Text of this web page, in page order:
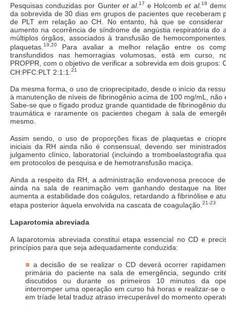
Pesquisas conduzidas por Gunter et al. 17 e Holcombet al. 18
da sobrevida de 30 dias em grupos de pacientes que receberam
de PLT em relação ao CH. No entanto, há que se considerar
aumento na ocorrência de síndrome de angústia respiratória do
múltiplos órgãos, associados à transfusão de
plaquetas. 19,20
Para avaliar a melhor relação entre os
transfundidos nas hemorragias volumosas, está em curso,
PROPPR, com o objetivo de verificar a sobrevida em dois grupos:
CH:PFC:PLT 2:1:1.
21
Da mesma forma, o uso de crioprecipitado, desde o início da
à manutenção de níveis de fibrinogênio acima de 100 mg/mL, não
Sabe-se que o fígado produz grande quantidade de fibrinogênio
traumática e raramente os pacientes chegam à sala de
mesmo.
Assim sendo, o uso de proporções fixas de plaquetas e
iniciais da RH ainda não é consensual, devendo ser
julgamento clínico, laboratorial (incluindo a tromboelastografia
em protocolos de pesquisa e de hemotransfusão maciça.
Ainda a respeito da RH, a administração endovenosa precoce
ainda na sala de reanimação vem ganhando destaque na
aumenta a estabilidade dos coágulos, retardando a fibrinólise e
etapa posterior àquela envolvida na cascata de coagulação. 21-23
Laparotomia abreviada
A laparotomia abreviada constitui etapa essencial no CD e
princípios para que seja adequadamente conduzida:
a decisão de se realizar o CD deverá ocorrer
primária do paciente na sala de emergência, segundo
discutidos ou durante os primeiros 10 minutos da
interromper uma operação em curso há horas e realizar-se
em tríade letal traduz atraso irrecuperável do momento